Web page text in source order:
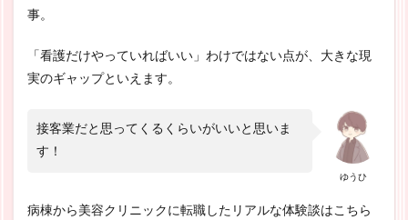
事。
「看護だけやっていればいい」わけではない点が、大きな現
実のギャップといえます。
ゆうひ
接客業だと思ってくるくらいがいいと思いま
す！
病棟から美容クリニックに転職したリアルな体験談はこちら